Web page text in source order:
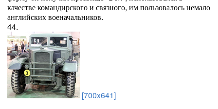
качестве командирского и связного, им пользовалось немало
английских военачальников.
44.
[700x641]